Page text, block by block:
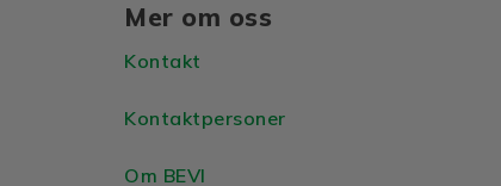
Mer om oss
Kontakt
Kontaktpersoner
Om BEVI